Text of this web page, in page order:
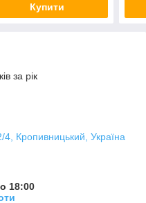
Купити
за рік
Кропивницький, Україна
18:00